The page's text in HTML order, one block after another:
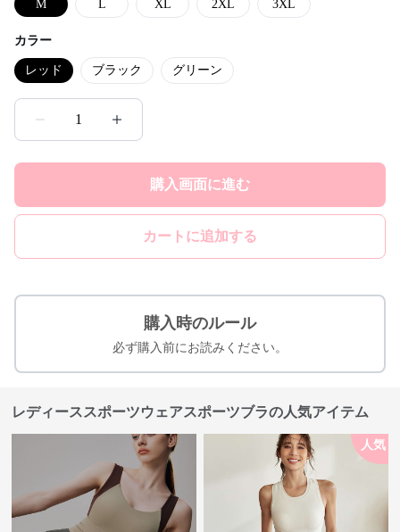
M L XL 2XL 3XL
カラー
レッド ブラック グリーン
1
購入画面に進む
カートに追加する
購入時のルール
必ず購入前にお読みください。
レディーススポーツウェアスポーツブラの人気アイテム
人気